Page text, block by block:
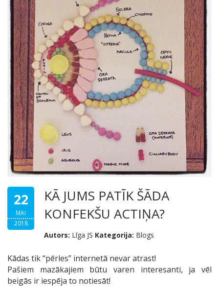
22
MAI
2018
KĀ JUMS PATĪK ŠĀDA
KONFEKŠU ACTIŅA?
Autors: Līga JS Kategorija: Blogs
Kādas tik “pērles” internetā nevar atrast!
Pašiem mazākajiem būtu varen interesanti, ja vēl
beigās ir iespēja to notiesāt!